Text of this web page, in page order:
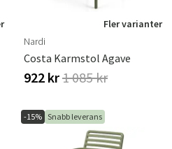
Fler varianter
Nardi
Costa Karmstol Agave
922 kr1 085 kr
-15% Snabb leverans